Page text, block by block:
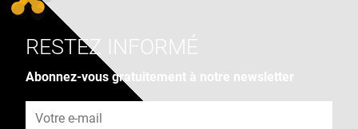
RESTEZ INFORMÉ
Abonnez-vous gratuitement à notre newsletter